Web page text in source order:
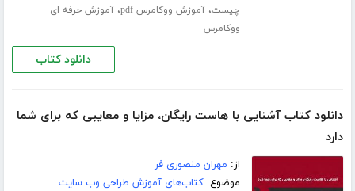
چیست،آموزش ووکامرس pdf ،آموزش حرفه ای
ووکامرس
دانلود کتاب
دانلود کتاب آشنایی با هاست رایگان، مزایا و معایبی که برای شما
دارد
از: مهران منصوری فر
موضوع:کتاب‌های آموزش طراحی وب سایت